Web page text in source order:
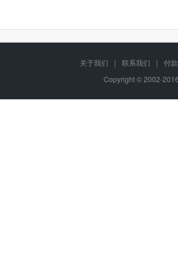
关于我们 | 联系我们 |
付
Copyright © 2002-